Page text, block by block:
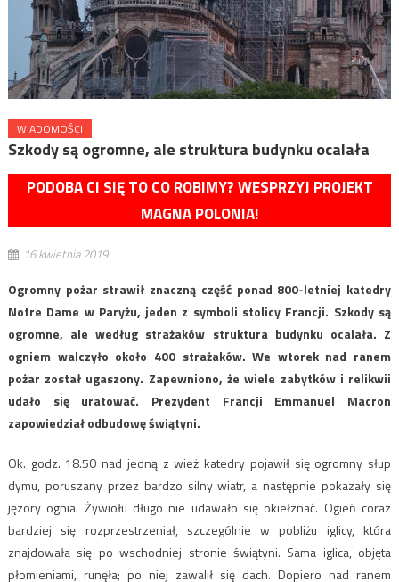
WIADOMOŚCI
Szkody są ogromne, ale struktura budynku ocalała
PODOBA CI SIĘ TO CO ROBIMY? WESPRZYJ PROJEKT
MAGNA POLONIA!
16 kwietnia 2019
Ogromny pożar strawił znaczną część ponad 800-letniej katedry
Notre Dame w Paryżu, jeden z symboli stolicy Francji. Szkody są
ogromne, ale według strażaków struktura budynku ocalała. Z
ogniem walczyło około 400 strażaków. We wtorek nad ranem
pożar został ugaszony. Zapewniono, że wiele zabytków i relikwii
udało się uratować. Prezydent Francji Emmanuel Macron
zapowiedział odbudowę świątyni.
Ok. godz. 18.50 nad jedną z wież katedry pojawił się ogromny słup
dymu, poruszany przez bardzo silny wiatr, a następnie pokazały się
jęzory ognia. Żywiołu długo nie udawało się okiełznać. Ogień coraz
bardziej się rozprzestrzeniał, szczególnie w pobliżu iglicy, która
znajdowała się po wschodniej stronie świątyni. Sama iglica, objęta
płomieniami, runęła; po niej zawalił się dach. Dopiero nad ranem